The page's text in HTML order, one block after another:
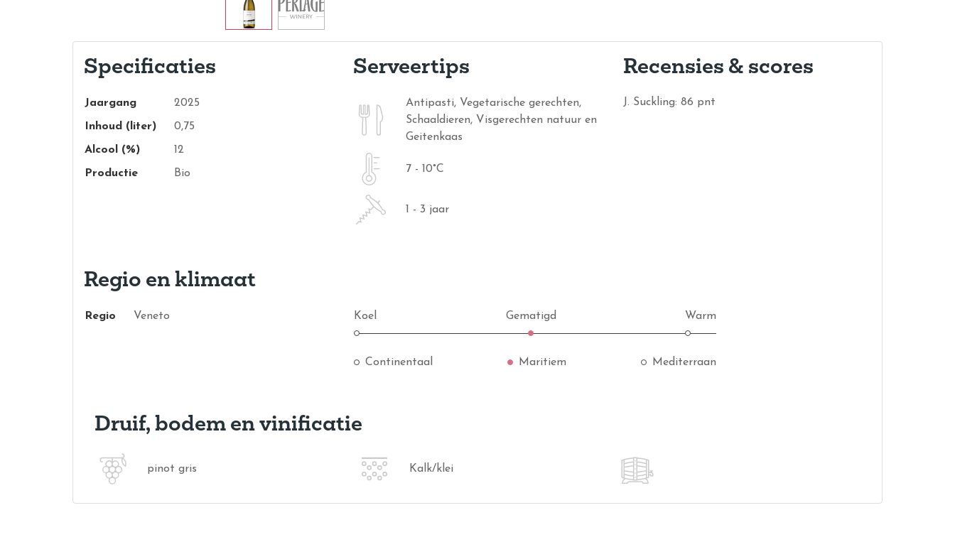
Specificaties
Jaargang 2025
Inhoud (liter) 0,75
Alcool (%) 12
Productie Bio
Serveertips
Antipasti, Vegetarische gerechten,
Schaaldieren, Visgerechten natuur en
Geitenkaas
7 - 10°C
1 - 3 jaar
Recensies & scores
J. Suckling: 86 pnt
Regio en klimaat
Regio Veneto Koel Gematigd Warm
Continentaal Maritiem Mediterraan
Druif, bodem en vinificatie
pinot gris Kalk/klei